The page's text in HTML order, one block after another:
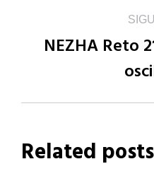
NEZHA Reto
Related posts